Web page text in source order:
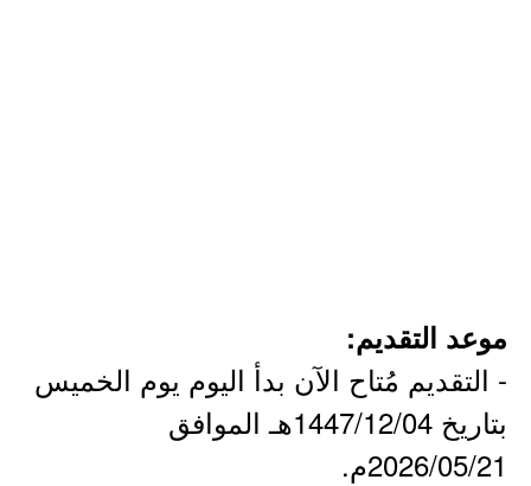
موعد التقديم:
- التقديم مُتاح الآن بدأ اليوم يوم الخميس
بتاريخ 1447/12/04هـ الموافق
2026/05/21م.